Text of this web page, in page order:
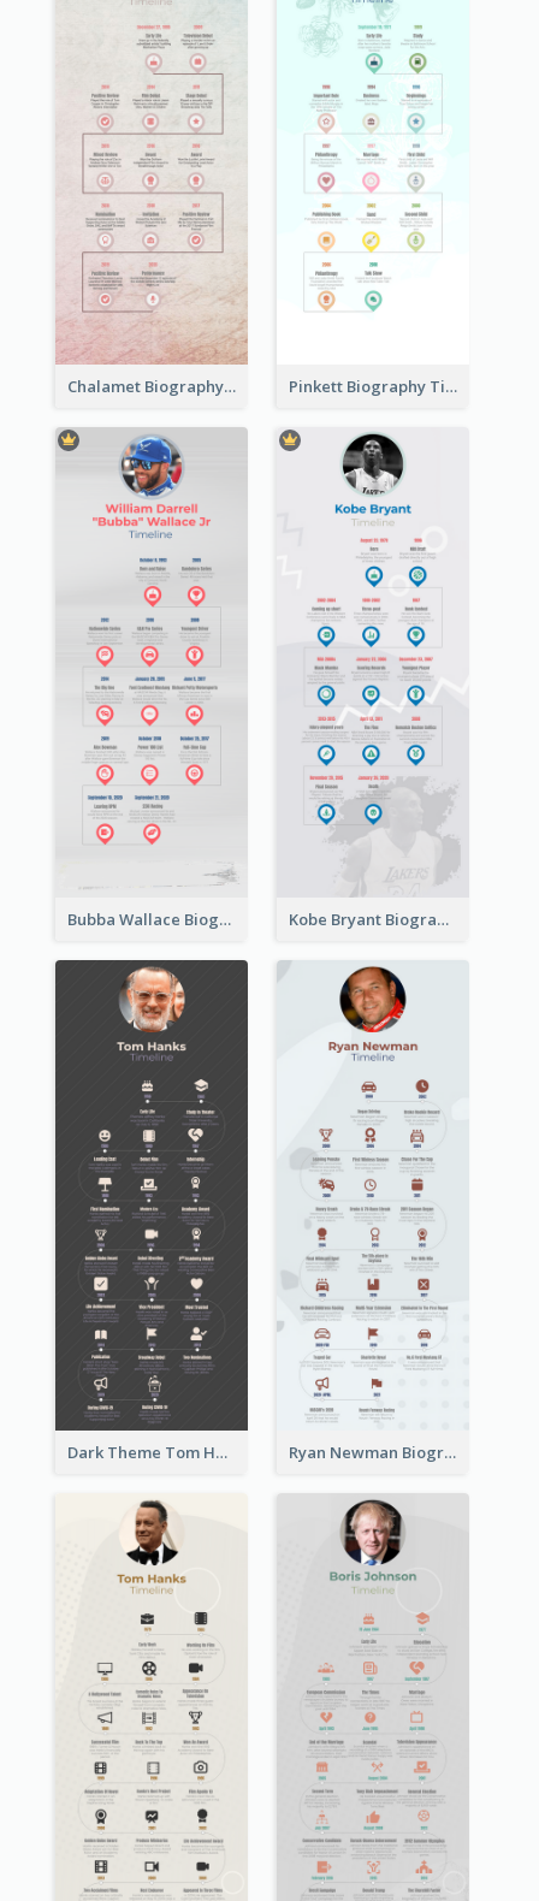
Chalamet Biography Timeline Pinkett Biography Timeline
Bubba Wallace Biography Timeline Kobe Bryant Biography Timeline
Dark Theme Tom Hanks Biography Timeline Ryan Newman Biography Timeline